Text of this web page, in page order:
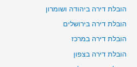
הובלת דירה ביהודה ושומרון
הובלת דירה בירושלים
הובלת דירה במרכז
הובלת דירה בצפון